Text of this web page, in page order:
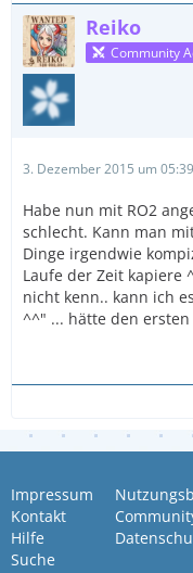
Reiko
Community
3. Dezember 2015 um 05:39
Habe nun mit RO2
schlecht. Kann man
Dinge irgendwie
Laufe der Zeit kapiere
nicht kenn.. kann ich
^^" ... hätte den ersten
Impressum
Kontakt
Hilfe
Suche